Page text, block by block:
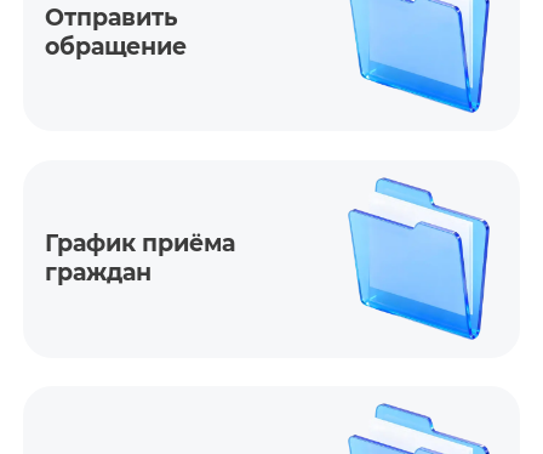
Отправить
обращение
График приёма
граждан